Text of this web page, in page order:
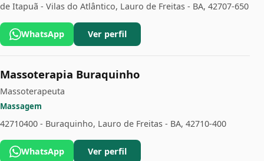
de Itapuã - Vilas do Atlântico, Lauro de Freitas - BA, 42707-650
WhatsApp Ver perfil
Massoterapia Buraquinho
Massoterapeuta
Massagem
42710400 - Buraquinho, Lauro de Freitas - BA, 42710-400
WhatsApp Ver perfil